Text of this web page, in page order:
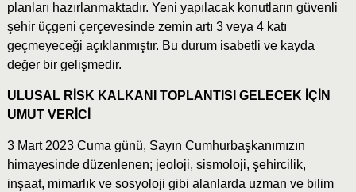
planları hazırlanmaktadır. Yeni yapılacak konutların güvenli
şehir üçgeni çerçevesinde zemin artı 3 veya 4 katı
geçmeyeceği açıklanmıştır. Bu durum isabetli ve kayda
değer bir gelişmedir.
ULUSAL RİSK KALKANI TOPLANTISI GELECEK İÇİN
UMUT VERİCİ
3 Mart 2023 Cuma günü, Sayın Cumhurbaşkanımızın
himayesinde düzenlenen; jeoloji, sismoloji, şehircilik,
inşaat, mimarlık ve sosyoloji gibi alanlarda uzman ve bilim